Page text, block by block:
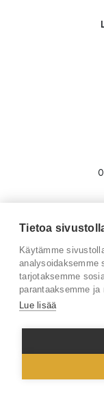
Tietoa
Käytämme
analysoidaksemme
tarjotaksemme
parantaaksemme
Lue lisää